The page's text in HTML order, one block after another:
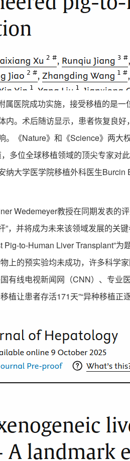
院成功实施，接受移植的是一
。术后随访显示，患者恢复良
《Nature》和《Science》两大
多位全球移植领域的顶尖专家
大学医学院移植外科医生
教授在同期发表的
，并将成为未来该领域发展的
to-Human Liver Transplant”
的预实验均未成功，许多科学
有线电视新闻网（CNN）、专业
让患者存活171天”“异种移植正